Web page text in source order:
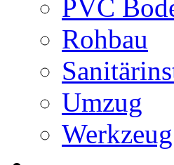
PVC
Rohbau
Umzug
Werkzeug